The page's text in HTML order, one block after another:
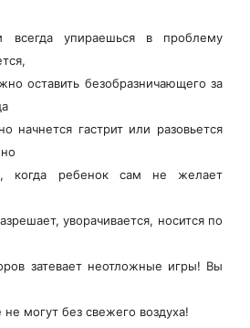
упираешься в проблему
оставить безобразничающего за
начнется гастрит или разовьется
когда ребенок сам не желает
уворачивается, носится по
затевает неотложные игры! Вы
могут без свежего воздуха!